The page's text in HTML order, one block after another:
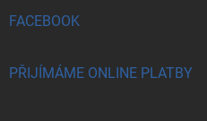
FACEBOOK
PŘIJÍMÁME ONLINE PLATBY